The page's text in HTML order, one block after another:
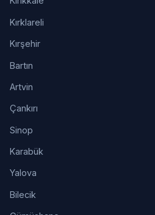
Kırklareli
Kırşehir
Bartın
Artvin
Çankırı
Sinop
Karabük
Yalova
Bilecik